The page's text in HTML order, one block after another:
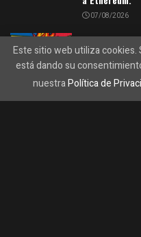
07/08/2026
La quema de
valor hasta
07/08/2026
Este sitio web utiliza
está dando su
nuestraPolítica de